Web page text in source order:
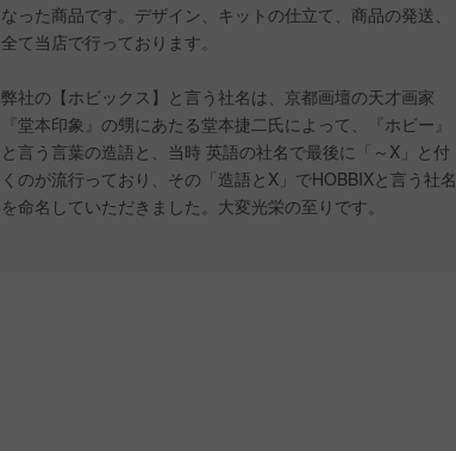
なった商品です。デザイン、キットの仕立て、商品の発送、
全て当店で行っております。
弊社の【ホビックス】と言う社名は、京都画壇の天才画家
『堂本印象』の甥にあたる堂本捷二氏によって、『ホビー』
と言う言葉の造語と、当時 英語の社名で最後に「～X」と付
くのが流行っており、その「造語とX」でHOBBIXと言う社名
を命名していただきました。大変光栄の至りです。